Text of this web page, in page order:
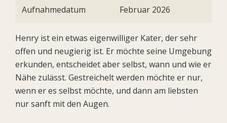
Aufnahmedatum Februar 2026
Henry ist ein etwas eigenwilliger Kater, der sehr
offen und neugierig ist. Er möchte seine Umgebung
erkunden, entscheidet aber selbst, wann und wie er
Nähe zulässt. Gestreichelt werden möchte er nur,
wenn er es selbst möchte, und dann am liebsten
nur sanft mit den Augen.